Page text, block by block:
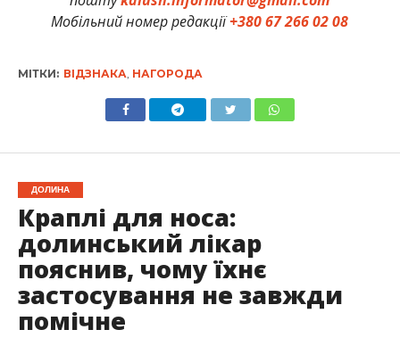
Мобільний номер редакції+380 67 266 02 08
МІТКИ: ВІДЗНАКА НАГОРОДА
ДОЛИНА
Краплі для носа:
долинський лікар
пояснив, чому їхнє
застосування не завжди
помічне